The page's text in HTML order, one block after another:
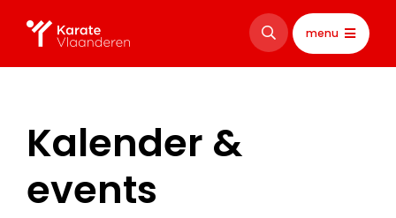
menu
Kalender &
events